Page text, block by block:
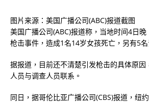
图片来源：美国广播公司(ABC)报道截图
美国广播公司(ABC)报道称，当地时间4日
枪击事件，造成1名14岁女孩死亡，另有5名
据报道，目前还不清楚引发枪击的具体原
人员与调查人员联系。
同日，据哥伦比亚广播公司(CBS)报道，纽